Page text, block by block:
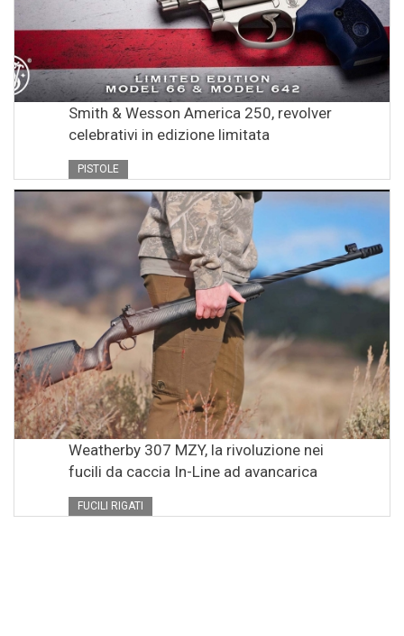
Smith & Wesson America 250, revolver
celebrativi in edizione limitata
PISTOLE
Weatherby 307 MZY, la rivoluzione nei
fucili da caccia In-Line ad avancarica
FUCILI RIGATI